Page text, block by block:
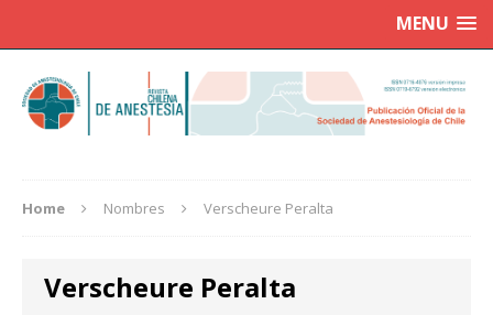
MENU
Home Nombres Verscheure Peralta
Verscheure Peralta